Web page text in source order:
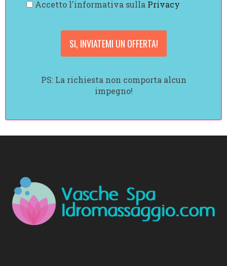
Accetto l'informativa sulla Privacy
PS: La richiesta non comporta alcun
impegno!